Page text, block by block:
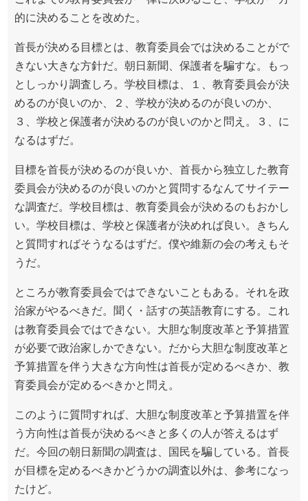
的に決めることを改めた。
首長が決める目標とは、教育委員会では決めることがで
きない大きな方針だ。朝日新聞、保護者を騙すな。もっ
としっかり調査しろ。学校目標は、１、教育委員会が決
めるのが良いのか、２、学校が決めるのが良いのか、
３、学校と保護者が決めるのが良いのかと問え。３、に
なるはずだ。
目標を首長が決めるのが良いか、首長から独立した教育
委員会が決めるのが良いのかと質問するなんてサイテー
な調査だ。学校目標は、教育委員会が決めるのもおかし
い。学校目標は、学校と保護者が決めれば良い。きちん
と質問すればそうなるはずだ。僕や維新の会の考えもそ
うだ。
ところが教育委員会ではできないこともある。それを政
治家がやるべきだ。聞く・話すの英語教育にする。これ
は教育委員会ではできない。大胆な制度改革と予算措置
が必要で政治家しかできない。だから大胆な制度改革と
予算措置を伴う大きな方向性は首長が定めるべきか、教
育委員会が定めるべきかと問え。
このように質問すれば、大胆な制度改革と予算措置を伴
う方向性は首長が決めるべきと多くの人が答えるはず
だ。今回の朝日新聞の調査は、国民を騙している。首長
が目標を定めるべきかどうかの調査以外は、参考になっ
たけど。